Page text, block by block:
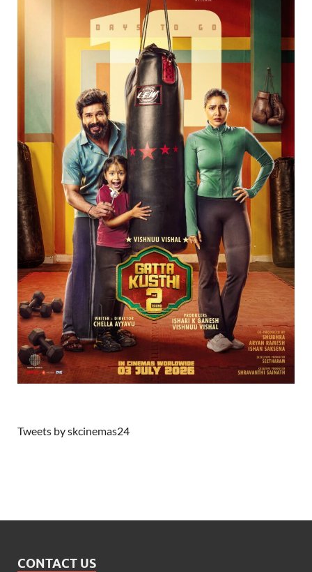
Tweets by skcinemas24
CONTACT US